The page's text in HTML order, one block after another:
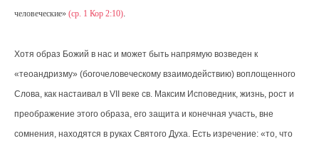
человеческие
(ср. 1 Кор 2:10).
Хотя образ Божий в нас и может быть напрямую возведен к
«теоандризму» (богочеловеческому взаимодействию) воплощенного
Слова, как настаивал в VII веке св. Максим Исповедник, жизнь, рост и
преображение этого образа, его защита и конечная участь, вне
сомнения, находятся в руках Святого Духа. Есть изречение: «то, что